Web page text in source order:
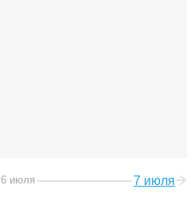
6 июля 7 июля